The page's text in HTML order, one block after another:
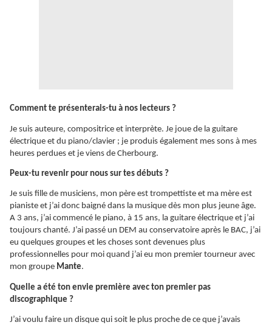
Comment te présenterais-tu à nos lecteurs ?
Je suis auteure, compositrice et interprète. Je joue de la guitare
électrique et du piano/clavier ; je produis également mes sons à mes
heures perdues et je viens de Cherbourg.
Peux-tu revenir pour nous sur tes débuts ?
Je suis fille de musiciens, mon père est trompettiste et ma mère est
pianiste et j’ai donc baigné dans la musique dès mon plus jeune âge.
A 3 ans, j’ai commencé le piano, à 15 ans, la guitare électrique et j’ai
toujours chanté. J’ai passé un DEM au conservatoire après le BAC, j’ai
eu quelques groupes et les choses sont devenues plus
professionnelles pour moi quand j’ai eu mon premier tourneur avec
mon groupe Mante.
Quelle a été ton envie première avec ton premier pas
discographique ?
J’ai voulu faire un disque qui soit le plus proche de ce que j’avais